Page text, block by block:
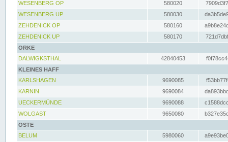
WESENBERG OP
580020
WESENBERG UP
580030
ZEHDENICK OP
580160
ZEHDENICK UP
580170
ORKE
DALWIGKSTHAL
42840453
KLEINES HAFF
KARLSHAGEN
9690085
KARNIN
9690084
UECKERMÜNDE
9690088
WOLGAST
9650080
OSTE
BELUM
5980060